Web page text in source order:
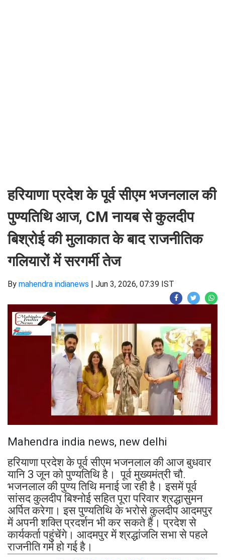
हरियाणा प्रदेश के पूर्व सीएम भजनलाल की
पुण्यतिथि आज, CM नायब से कुलदीप
बिश्रोई की मुलाकात के बाद राजनीतिक
गलियारों में सरगर्मी तेज
By mahendra indianews | Jun 3, 2026, 07:39 IST
Mahendra india news, new delhi
हरियाणा प्रदेश के पूर्व सीएम भजनलाल की आज बुधवार
यानि 3 जून को पुण्यतिथि है। पूर्व मुख्यमंत्री चौ.
भजनलाल की पुण्य तिथि मनाई जा रही है। इसमें पूर्व
सांसद कुलदीप बिश्नोई सहित पूरा परिवार श्रद्धासुमन
अर्पित करेगा। इस पुण्यतिथि के भरोसे कुलदीप आदमपुर
में अपनी शक्ति प्रदर्शन भी कर सकते हैं। प्रदेश से
कार्यकर्ता पहुंचेंगे। आदमपुर में श्रद्धांजलि सभा से पहले
राजनीति गर्म हो गई है।